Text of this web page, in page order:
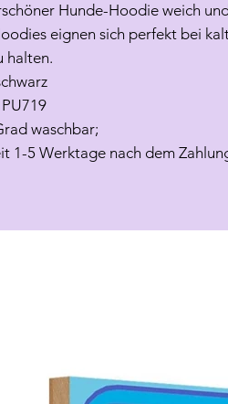
Hunde-Hoodie weich
eignen sich perfekt bei
halten.
waschbar;
1-5 Werktage nach dem